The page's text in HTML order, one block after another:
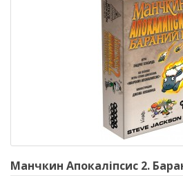
Манчкин Апокаліпсис 2.